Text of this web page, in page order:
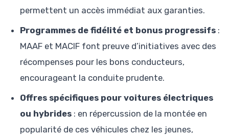
permettent un accès immédiat aux garanties.
Programmes de fidélité et bonus progressifs :
MAAF et MACIF font preuve d’initiatives avec des
récompenses pour les bons conducteurs,
encourageant la conduite prudente.
Offres spécifiques pour voitures électriques
ou hybrides : en répercussion de la montée en
popularité de ces véhicules chez les jeunes,